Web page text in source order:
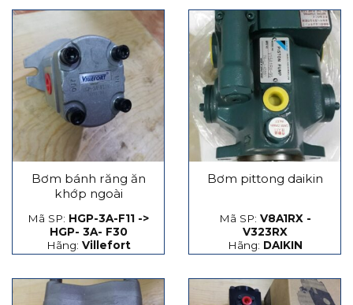
Bơm bánh răng ăn
khớp ngoài
Mã SP: HGP-3A-F11 ->
HGP- 3A- F30
Hãng: Villefort
Bơm pittong daikin
Mã SP: V8A1RX -
V323RX
Hãng: DAIKIN